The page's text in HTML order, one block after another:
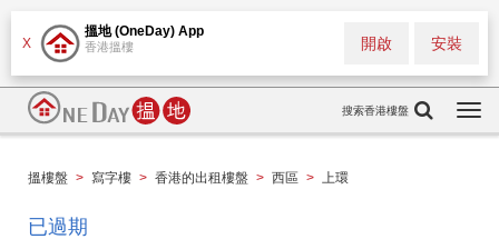
X
搵地 (OneDay) App
香港搵樓 安裝
開啟
搜索香港樓盤
搵樓盤 > 寫字樓 > 香港的出租樓盤 > 西區 > 上環
已過期